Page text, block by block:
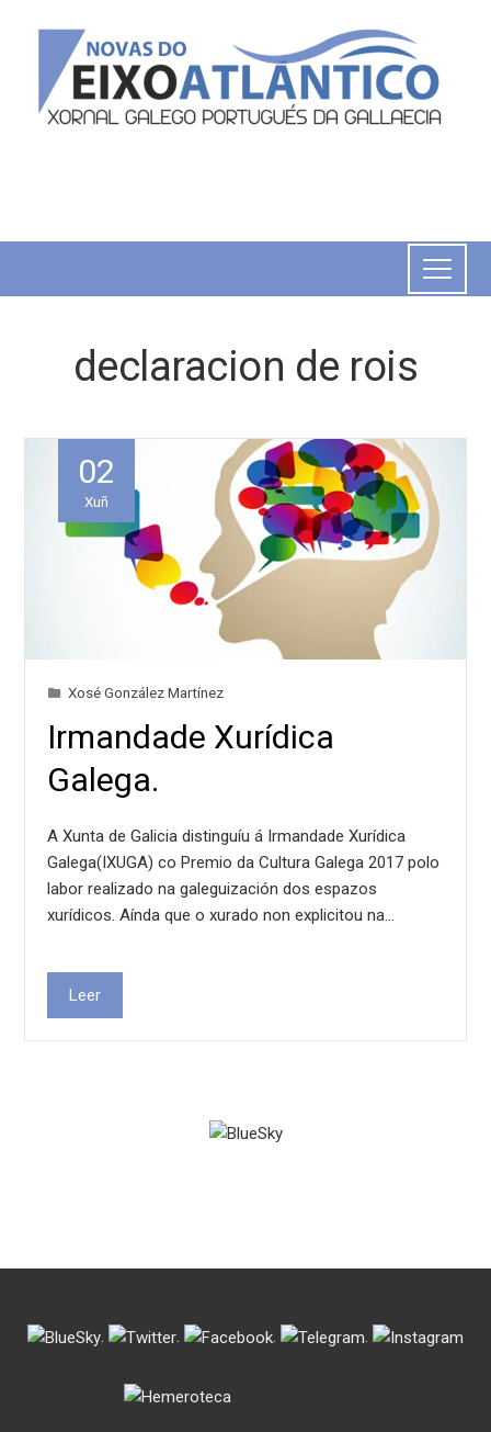
declaracion de rois
02
Xuñ
Xosé González Martínez
Irmandade Xurídica
Galega.
A Xunta de Galicia distinguíu á Irmandade Xurídica
Galega(IXUGA) co Premio da Cultura Galega 2017 polo
labor realizado na galeguización dos espazos
xurídicos. Aínda que o xurado non explicitou na…
Leer
. . . .